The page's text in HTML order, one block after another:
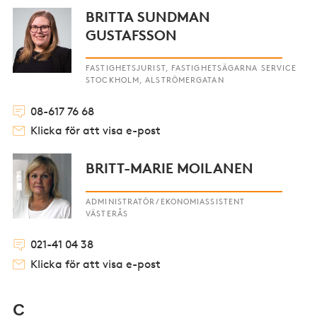
BRITTA SUNDMAN
GUSTAFSSON
FASTIGHETSJURIST, FASTIGHETSÄGARNA SERVICE
STOCKHOLM, ALSTRÖMERGATAN
08-617 76 68
Klicka för att visa e-post
BRITT-MARIE MOILANEN
ADMINISTRATÖR/EKONOMIASSISTENT
VÄSTERÅS
021-41 04 38
Klicka för att visa e-post
C